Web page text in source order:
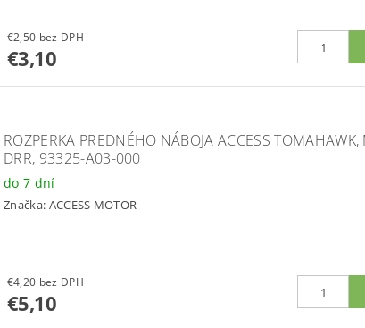
€2,50 bez DPH
€3,10
ROZPERKA PREDNÉHO NÁBOJA ACCESS TOMAHAWK,
DRR, 93325-A03-000
do 7 dní
Značka: ACCESS MOTOR
€4,20 bez DPH
€5,10